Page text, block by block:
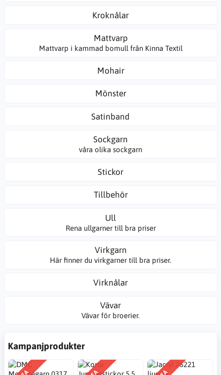
Kroknålar
Mattvarp
Mattvarp i kammad bomull från Kinna Textil
Mohair
Mönster
Satinband
Sockgarn
våra olika sockgarn
Stickor
Tillbehör
Ull
Rena ullgarner till bra priser
Virkgarn
Här finner du virkgarner till bra priser.
Virknålar
Vävar
Vävar för broerier.
Kampanjprodukter